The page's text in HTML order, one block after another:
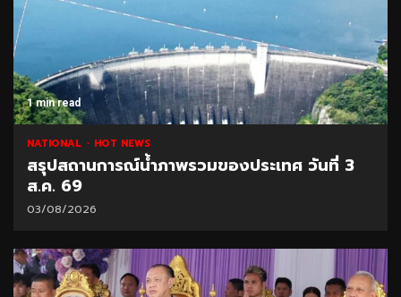
1 min read
NATIONAL HOT NEWS
สรุปสถานการณ์น้ำภาพรวมของประเทศ วันที่ 3
ส.ค. 69
03/08/2026